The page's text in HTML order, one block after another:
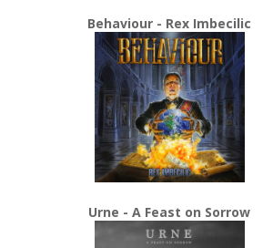
Behaviour - Rex Imbecilic
Urne - A Feast on Sorrow